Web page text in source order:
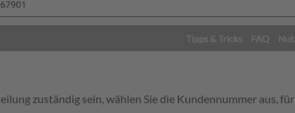
zuständig sein, wählen Sie die Kundennummer aus,